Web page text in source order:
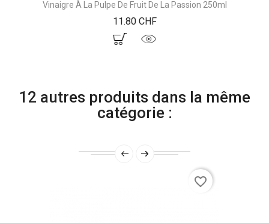
Vinaigre À La Pulpe De Fruit De La Passion 250ml
11.80 CHFPrix
12 autres produits dans la même
catégorie :
favorite_border